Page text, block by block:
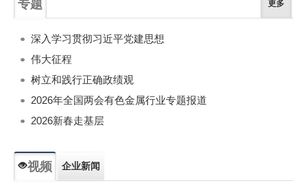
专题 更多
深入学习贯彻习近平党建思想
伟大征程
树立和践行正确政绩观
2026年全国两会有色金属行业专题报道
2026新春走基层
视频 企业新闻